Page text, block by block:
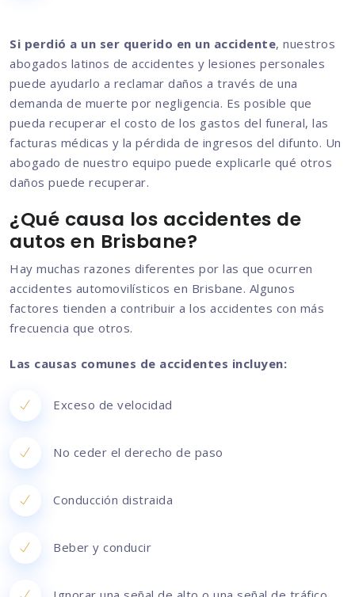
Si perdió a un ser querido en un accidente, nuestros
abogados latinos de accidentes y lesiones personales
puede ayudarlo a reclamar daños a través de una
demanda de muerte por negligencia. Es posible que
pueda recuperar el costo de los gastos del funeral, las
facturas médicas y la pérdida de ingresos del difunto. Un
abogado de nuestro equipo puede explicarle qué otros
daños puede recuperar.
¿Qué causa los accidentes de
autos en Brisbane?
Hay muchas razones diferentes por las que ocurren
accidentes automovilísticos en Brisbane. Algunos
factores tienden a contribuir a los accidentes con más
frecuencia que otros.
Las causas comunes de accidentes incluyen:
Exceso de velocidad
No ceder el derecho de paso
Conducción distraida
Beber y conducir